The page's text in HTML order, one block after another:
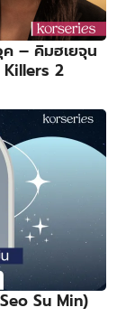
– คิมฮเยจุน
2
Su Min)